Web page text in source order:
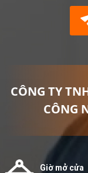
CÔNG TY
CÔNG
Giờ mở cửa